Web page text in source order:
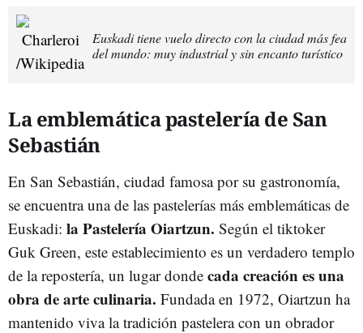
Euskadi tiene vuelo directo con la ciudad más fea
del mundo: muy industrial y sin encanto turístico
La emblemática pastelería de San
Sebastián
En San Sebastián, ciudad famosa por su gastronomía,
se encuentra una de las pastelerías más emblemáticas de
Euskadi: la Pastelería Oiartzun. Según el tiktoker
Guk Green, este establecimiento es un verdadero templo
de la repostería, un lugar donde cada creación es una
obra de arte culinaria. Fundada en 1972, Oiartzun ha
mantenido viva la tradición pastelera con un obrador